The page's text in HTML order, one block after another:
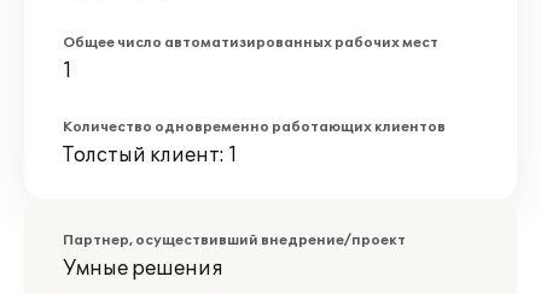
Общее число автоматизированных рабочих мест
1
Количество одновременно работающих клиентов
Толстый клиент: 1
Партнер, осуществивший внедрение/проект
Умные решения